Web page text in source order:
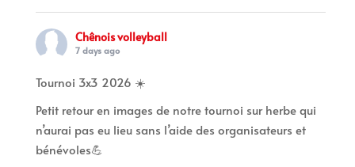
Chênois volleyball
7 days ago
Tournoi 3x3 2026 ☀️
Petit retour en images de notre tournoi sur herbe qui
n’aurai pas eu lieu sans l’aide des organisateurs et
bénévoles💪